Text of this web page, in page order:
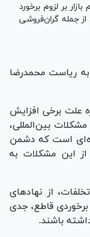
بر لزوم برخورد
جمله گران‌فروشی
به ریاست محمدرضا
علت برخی افزایش
بین‌المللی،
است که دشمن
این مشکلات به
از نهاد‌های
قاطع، جدی
باشند.